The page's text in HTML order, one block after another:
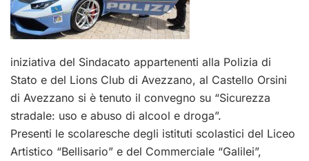
iniziativa del Sindacato appartenenti alla Polizia di
Stato e del Lions Club di Avezzano, al Castello Orsini
di Avezzano si è tenuto il convegno su “Sicurezza
stradale: uso e abuso di alcool e droga”.
Presenti le scolaresche degli istituti scolastici del Liceo
Artistico “Bellisario” e del Commerciale “Galilei”,